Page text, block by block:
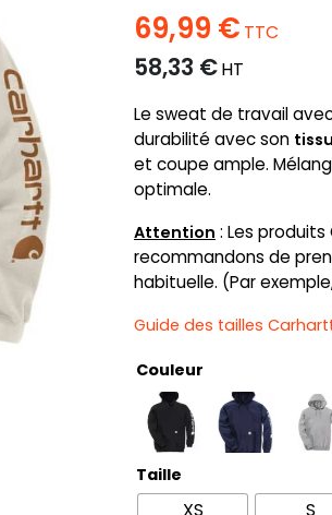
69,99 € TTC
58,33 €HT
Le sweat de travail
durabilité avec son
et coupe ample.
optimale.
Attention : Les
recommandons de
habituelle. (Par
Guide des tailles
Couleur
Taille